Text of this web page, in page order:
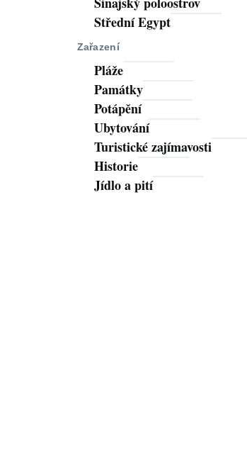
Střední Egypt
Zařazení
Pláže
Památky
Potápění
Ubytování
Turistické zajímavosti
Historie
Jídlo a pití